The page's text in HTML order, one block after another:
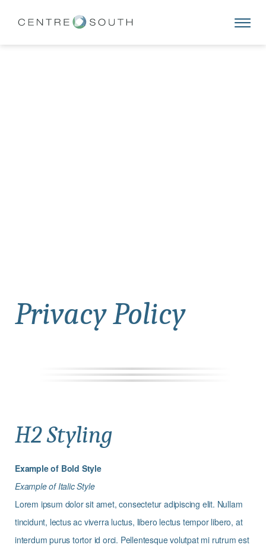
Privacy Policy
H2 Styling
Example of Bold Style
Example of Italic Style
Lorem ipsum dolor sit amet, consectetur adipiscing elit. Nullam
tincidunt, lectus ac viverra luctus, libero lectus tempor libero, at
interdum purus tortor id orci. Pellentesque volutpat mi rutrum est